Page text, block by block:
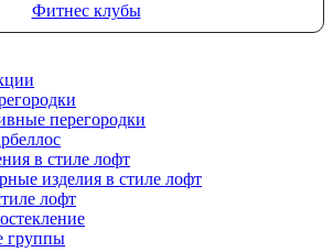
Фитнес клубы
перегородки
в стиле лофт
изделия в стиле лофт
лофт
группы